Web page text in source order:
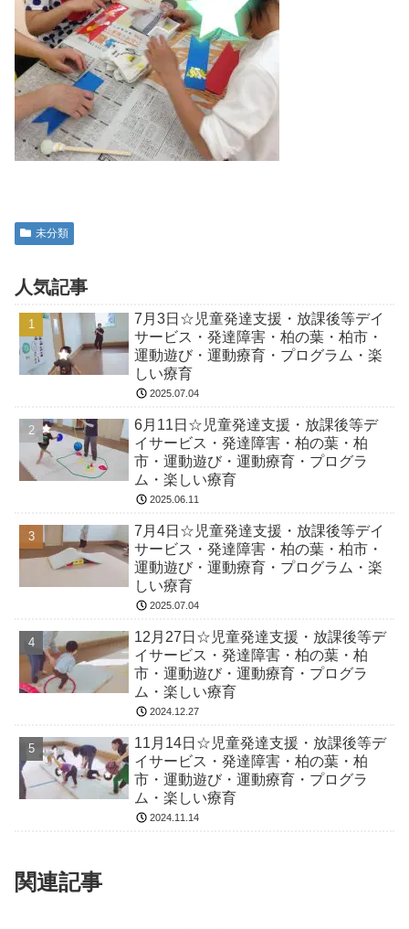
未分類
人気記事
7月3日☆児童発達支援・放課後等デイ
サービス・発達障害・柏の葉・柏市・
運動遊び・運動療育・プログラム・楽
しい療育
2025.07.04
6月11日☆児童発達支援・放課後等デ
イサービス・発達障害・柏の葉・柏
市・運動遊び・運動療育・プログラ
ム・楽しい療育
2025.06.11
7月4日☆児童発達支援・放課後等デイ
サービス・発達障害・柏の葉・柏市・
運動遊び・運動療育・プログラム・楽
しい療育
2025.07.04
12月27日☆児童発達支援・放課後等デ
イサービス・発達障害・柏の葉・柏
市・運動遊び・運動療育・プログラ
ム・楽しい療育
2024.12.27
11月14日☆児童発達支援・放課後等デ
イサービス・発達障害・柏の葉・柏
市・運動遊び・運動療育・プログラ
ム・楽しい療育
2024.11.14
関連記事